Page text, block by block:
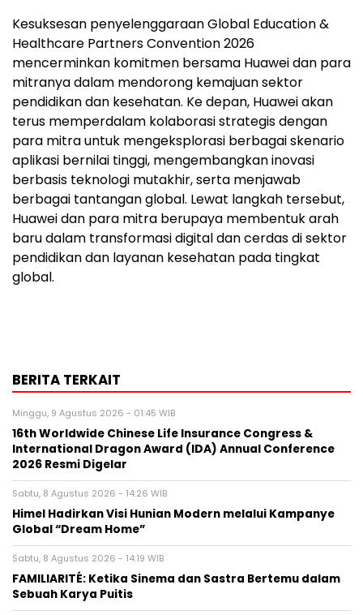
Kesuksesan penyelenggaraan Global Education &
Healthcare Partners Convention 2026
mencerminkan komitmen bersama Huawei dan para
mitranya dalam mendorong kemajuan sektor
pendidikan dan kesehatan. Ke depan, Huawei akan
terus memperdalam kolaborasi strategis dengan
para mitra untuk mengeksplorasi berbagai skenario
aplikasi bernilai tinggi, mengembangkan inovasi
berbasis teknologi mutakhir, serta menjawab
berbagai tantangan global. Lewat langkah tersebut,
Huawei dan para mitra berupaya membentuk arah
baru dalam transformasi digital dan cerdas di sektor
pendidikan dan layanan kesehatan pada tingkat
global.
BERITA TERKAIT
Minggu, 9 Agustus 2026 - 01:45 WIB
16th Worldwide Chinese Life Insurance Congress &
International Dragon Award (IDA) Annual Conference
2026 Resmi Digelar
Sabtu, 8 Agustus 2026 - 14:26 WIB
Himel Hadirkan Visi Hunian Modern melalui Kampanye
Global “Dream Home”
Sabtu, 8 Agustus 2026 - 14:19 WIB
FAMILIARITÉ: Ketika Sinema dan Sastra Bertemu dalam
Sebuah Karya Puitis